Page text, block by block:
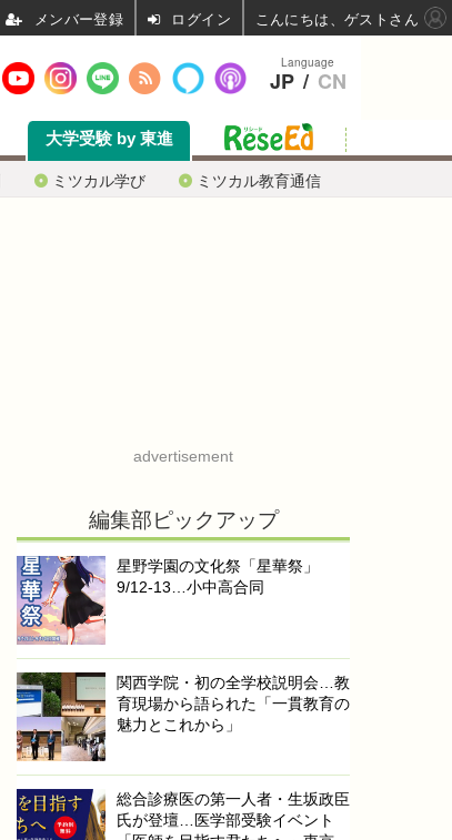
ミツカル学び ミツカル教育通信
大学受験 by 東進
advertisement
編集部ピックアップ
星野学園の文化祭「星華祭」
9/12-13…小中高合同
関西学院・初の全学校説明会…教
育現場から語られた「一貫教育の
魅力とこれから」
総合診療医の第一人者・生坂政臣
氏が登壇…医学部受験イベント
Language
JP / CN
ログイン こんにちは、ゲストさん